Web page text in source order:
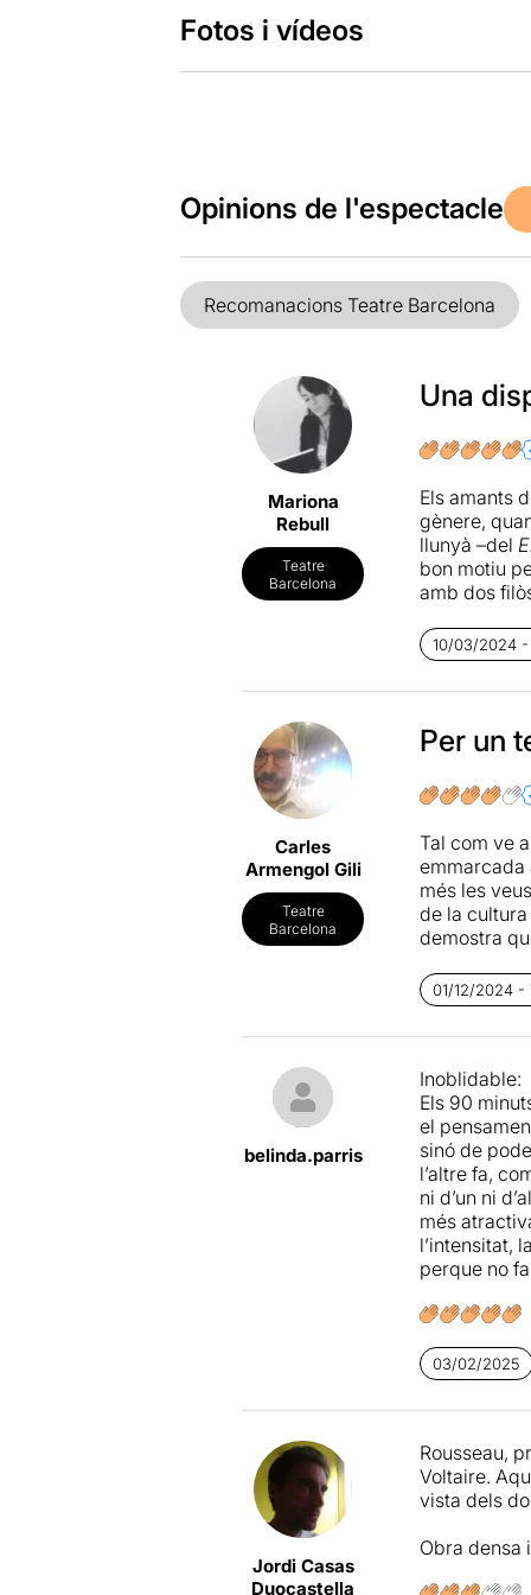
Fotos i vídeos
Opinions de l'espectacle
Recomanacions Teatre Barcelona
Mariona
Rebull
Teatre
Barcelona
Una
Els amants
gènere,
llunyà –del
bon motiu
amb dos
pamflet
cercant
la societat
interpreten
li envio una
amb qui
10/03/2024 -
Carles
Armengol Gili
Teatre
Barcelona
Per un
Tal com ve
emmarcada
més les
de la
demostra
espectacle
enllà.
nos. I
Salvador
eficàcia.
anys. A
un
En
però que
amb dos
01/12/2024 -
belinda.parris
Inoblidable:
Els 90
el
sinó de
l’altre fa,
ni d’un ni
més
l’intensitat,
perque no
03/02/2025
Jordi Casas
Duocastella
Rousseau,
Voltaire.
vista dels
Obra densa